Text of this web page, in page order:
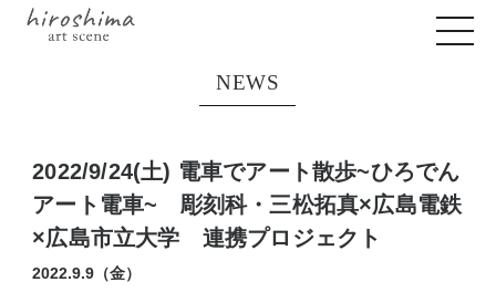
NEWS
2022/9/24(土) 電車でアート散歩~ひろでん
アート電車~ 彫刻科・三松拓真×広島電鉄
×広島市立大学 連携プロジェクト
2022.9.9（金）